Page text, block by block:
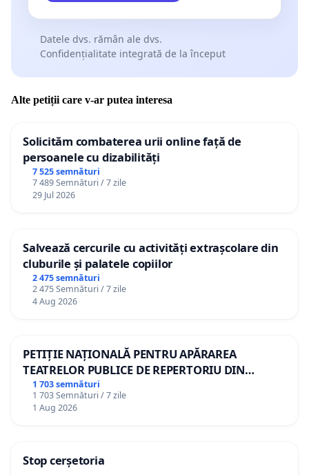
Datele dvs. rămân ale dvs.
Confidențialitate integrată de la început
Alte petiții care v-ar putea interesa
Solicităm combaterea urii online față de
persoanele cu dizabilități
7 525 semnături
7 489 Semnături / 7 zile
29 Jul 2026
Salvează cercurile cu activități extrașcolare din
cluburile și palatele copiilor
2 475 semnături
2 475 Semnături / 7 zile
4 Aug 2026
PETIȚIE NAȚIONALĂ PENTRU APĂRAREA
TEATRELOR PUBLICE DE REPERTORIU DIN
ROMÂNIA
1 703 semnături
1 703 Semnături / 7 zile
1 Aug 2026
Stop cerșetoria